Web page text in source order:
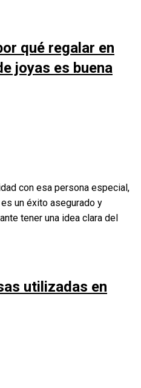
qué regalar en
joyas es buena
con esa persona especial,
un éxito asegurado y
tener una idea clara del
utilizadas en